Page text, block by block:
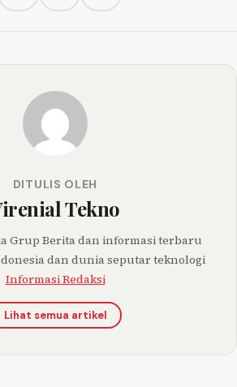
DITULIS OLEH
Tekno
Grup Berita dan informasi terbaru
dan dunia seputar teknologi
Informasi Redaksi
Lihat semua artikel